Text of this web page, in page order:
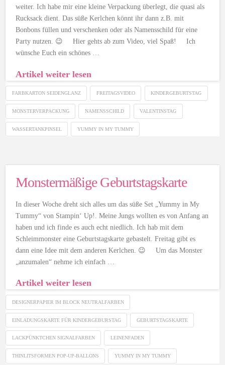
weiter. Ich habe mir eine kleine Verpackung überlegt, die quasi als
Rucksack dient. Das süße Kerlchen könnt ihr dann z.B. mit
Bonbons füllen und verschenken oder als Namensschild für eine
Party nutzen. 😉 Hier gehts ab zum Video, viel Spaß! Ich
wünsche Euch ein schönes …
Artikel weiter lesen
FARBKARTON SEIDENGLANZ FREITAGSVIDEO KINDERGEBURTSTAG
MONSTERVERPACKUNG NAMENSSCHILD VALENTINSTAG
WASSERTANKPINSEL YUMMY IN MY TUMMY
Monstermäßige Geburtstagskarte
In dieser Woche dreht sich alles um das süße Set „Yummy in My
Tummy“ von Stampin‘ Up!. Meine Jungs wollten es von Anfang an
haben und ich finde es auch echt niedlich. Ich hab mit dem
Schleimmonster eine Geburtstagskarte gebastelt. Freitag gibt es
dann eine Idee mit dem anderen Kerlchen. 😉 Um das Monster
„anzumalen“ nehme ich einfach …
Artikel weiter lesen
DESIGNERPAPIER IM BLOCK NEUTRALFARBEN
EINLADUNGSKARTE FÜR KINDERGEBURSTAG GEBURTSTAGSKARTE
LACKPÜNKTCHEN SIGNALFARBEN LEINENFADEN
THINLITSFORMEN POP-UP-BALLONS YUMMY IN MY TUMMY